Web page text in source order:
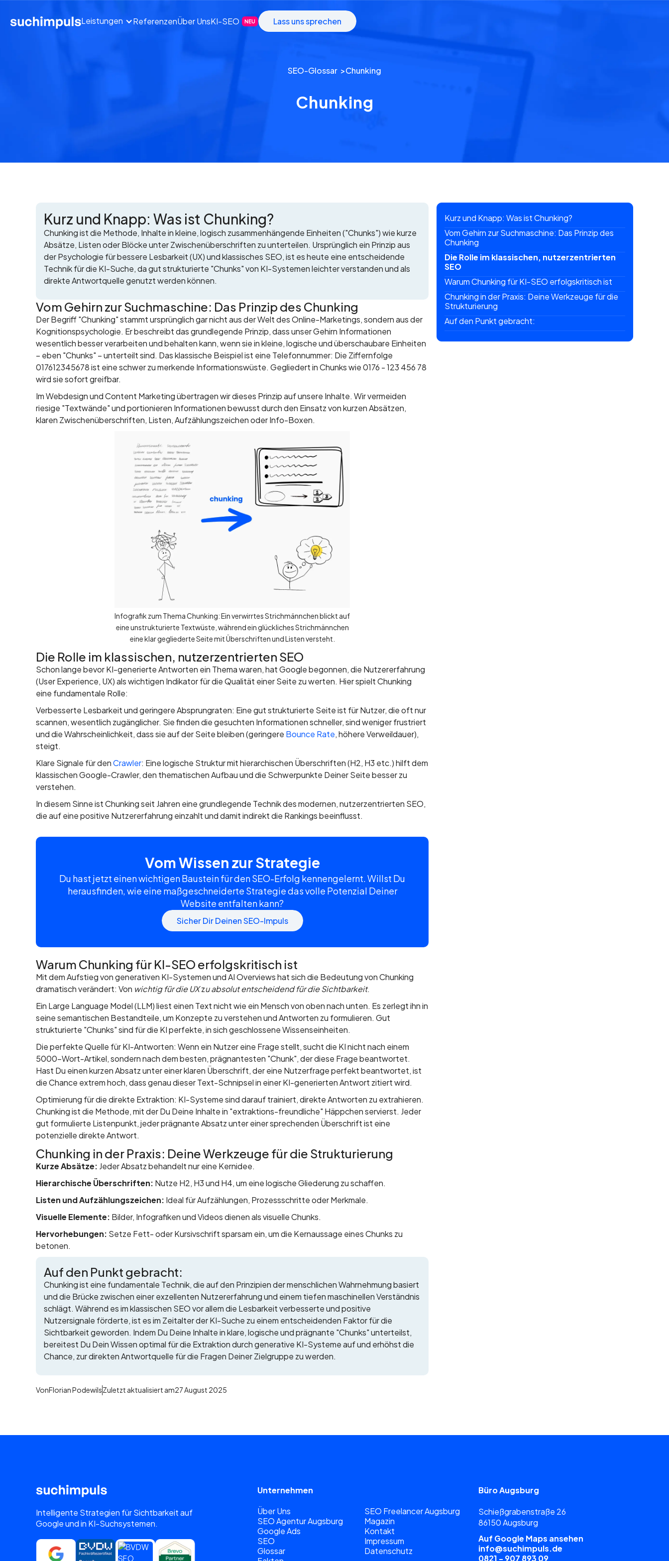
Leistungen ReferenzenÜber UnsKI-SEO NEU Lass uns sprechen
SEO-Glossar >Chunking
Chunking
Kurz und Knapp: Was ist Chunking?
Chunking ist die Methode, Inhalte in kleine, logisch zusammenhängende Einheiten ("Chunks") wie kurze
Absätze, Listen oder Blöcke unter Zwischenüberschriften zu unterteilen. Ursprünglich ein Prinzip aus
der Psychologie für bessere Lesbarkeit (UX) und klassisches SEO, ist es heute eine entscheidende
Technik für die KI-Suche, da gut strukturierte "Chunks" von KI-Systemen leichter verstanden und als
direkte Antwortquelle genutzt werden können.
Vom Gehirn zur Suchmaschine: Das Prinzip des Chunking
Der Begriff "Chunking" stammt ursprünglich gar nicht aus der Welt des Online-Marketings, sondern aus der
Kognitionspsychologie. Er beschreibt das grundlegende Prinzip, dass unser Gehirn Informationen
wesentlich besser verarbeiten und behalten kann, wenn sie in kleine, logische und überschaubare Einheiten
– eben "Chunks" – unterteilt sind. Das klassische Beispiel ist eine Telefonnummer: Die Ziffernfolge
017612345678 ist eine schwer zu merkende Informationswüste. Gegliedert in Chunks wie 0176 - 123 456 78
wird sie sofort greifbar.
Im Webdesign und Content Marketing übertragen wir dieses Prinzip auf unsere Inhalte. Wir vermeiden
riesige "Textwände" und portionieren Informationen bewusst durch den Einsatz von kurzen Absätzen,
klaren Zwischenüberschriften, Listen, Aufzählungszeichen oder Info-Boxen.
Infografik zum Thema Chunking: Ein verwirrtes Strichmännchen blickt auf
eine unstrukturierte Textwüste, während ein glückliches Strichmännchen
eine klar gegliederte Seite mit Überschriften und Listen versteht.
Die Rolle im klassischen, nutzerzentrierten SEO
Schon lange bevor KI-generierte Antworten ein Thema waren, hat Google begonnen, die Nutzererfahrung
(User Experience, UX) als wichtigen Indikator für die Qualität einer Seite zu werten. Hier spielt Chunking
eine fundamentale Rolle:
Verbesserte Lesbarkeit und geringere Absprungraten: Eine gut strukturierte Seite ist für Nutzer, die oft nur
scannen, wesentlich zugänglicher. Sie finden die gesuchten Informationen schneller, sind weniger frustriert
und die Wahrscheinlichkeit, dass sie auf der Seite bleiben (geringere Bounce Rate, höhere Verweildauer),
steigt.
Klare Signale für denCrawler: Eine logische Struktur mit hierarchischen Überschriften (H2, H3 etc.) hilft dem
klassischen Google-Crawler, den thematischen Aufbau und die Schwerpunkte Deiner Seite besser zu
verstehen.
In diesem Sinne ist Chunking seit Jahren eine grundlegende Technik des modernen, nutzerzentrierten SEO,
die auf eine positive Nutzererfahrung einzahlt und damit indirekt die Rankings beeinflusst.
Vom Wissen zur Strategie
Du hast jetzt einen wichtigen Baustein für den SEO-Erfolg kennengelernt. Willst Du
herausfinden, wie eine maßgeschneiderte Strategie das volle Potenzial Deiner
Website entfalten kann?
Sicher Dir Deinen SEO-Impuls
Warum Chunking für KI-SEO erfolgskritisch ist
Mit dem Aufstieg von generativen KI-Systemen und AI Overviews hat sich die Bedeutung von Chunking
dramatisch verändert: Von wichtig für die UXzu absolut entscheidend für die Sichtbarkeit.
Ein Large Language Model (LLM) liest einen Text nicht wie ein Mensch von oben nach unten. Es zerlegt ihn in
seine semantischen Bestandteile, um Konzepte zu verstehen und Antworten zu formulieren. Gut
strukturierte "Chunks" sind für die KI perfekte, in sich geschlossene Wissenseinheiten.
Die perfekte Quelle für KI-Antworten: Wenn ein Nutzer eine Frage stellt, sucht die KI nicht nach einem
5000-Wort-Artikel, sondern nach dem besten, prägnantesten "Chunk", der diese Frage beantwortet.
Hast Du einen kurzen Absatz unter einer klaren Überschrift, der eine Nutzerfrage perfekt beantwortet, ist
die Chance extrem hoch, dass genau dieser Text-Schnipsel in einer KI-generierten Antwort zitiert wird.
Optimierung für die direkte Extraktion: KI-Systeme sind darauf trainiert, direkte Antworten zu extrahieren.
Chunking ist die Methode, mit der Du Deine Inhalte in "extraktions-freundliche" Häppchen servierst. Jeder
gut formulierte Listenpunkt, jeder prägnante Absatz unter einer sprechenden Überschrift ist eine
potenzielle direkte Antwort.
Chunking in der Praxis: Deine Werkzeuge für die Strukturierung
Kurze Absätze: Jeder Absatz behandelt nur eine Kernidee.
Hierarchische Überschriften: Nutze H2, H3 und H4, um eine logische Gliederung zu schaffen.
Listen und Aufzählungszeichen: Ideal für Aufzählungen, Prozessschritte oder Merkmale.
Visuelle Elemente: Bilder, Infografiken und Videos dienen als visuelle Chunks.
Hervorhebungen: Setze Fett- oder Kursivschrift sparsam ein, um die Kernaussage eines Chunks zu
betonen.
Auf den Punkt gebracht:
Chunking ist eine fundamentale Technik, die auf den Prinzipien der menschlichen Wahrnehmung basiert
und die Brücke zwischen einer exzellenten Nutzererfahrung und einem tiefen maschinellen Verständnis
schlägt. Während es im klassischen SEO vor allem die Lesbarkeit verbesserte und positive
Nutzersignale förderte, ist es im Zeitalter der KI-Suche zu einem entscheidenden Faktor für die
Sichtbarkeit geworden. Indem Du Deine Inhalte in klare, logische und prägnante "Chunks" unterteilst,
bereitest Du Dein Wissen optimal für die Extraktion durch generative KI-Systeme auf und erhöhst die
Chance, zur direkten Antwortquelle für die Fragen Deiner Zielgruppe zu werden.
VonFlorian PodewilsZuletzt aktualisiert am27 August 2025
Kurz und Knapp: Was ist Chunking?
Vom Gehirn zur Suchmaschine: Das Prinzip des
Chunking
Die Rolle im klassischen, nutzerzentrierten
SEO
Warum Chunking für KI-SEO erfolgskritisch ist
Chunking in der Praxis: Deine Werkzeuge für die
Strukturierung
Auf den Punkt gebracht:
Intelligente Strategien für Sichtbarkeit auf
Google und in KI-Suchsystemen.
Unternehmen
Über Uns
SEO Agentur Augsburg
Google Ads
SEO
Glossar
SEO Freelancer Augsburg
Magazin
Kontakt
Impressum
Datenschutz
Büro Augsburg
Schießgrabenstraße 26
86150 Augsburg
Auf Google Maps ansehen
info@suchimpuls.de
0821 - 907 893 09